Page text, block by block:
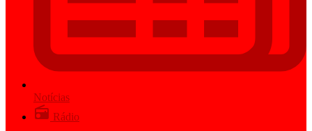
Notícias
Rádio